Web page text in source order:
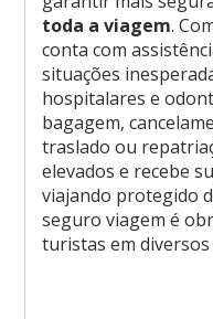
toda a viagem.
conta com
situações
hospitalares e
bagagem,
traslado ou
elevados e recebe
viajando protegido
seguro viagem é
turistas em diversos